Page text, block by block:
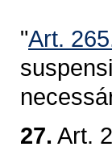
"Art.
27. Art.